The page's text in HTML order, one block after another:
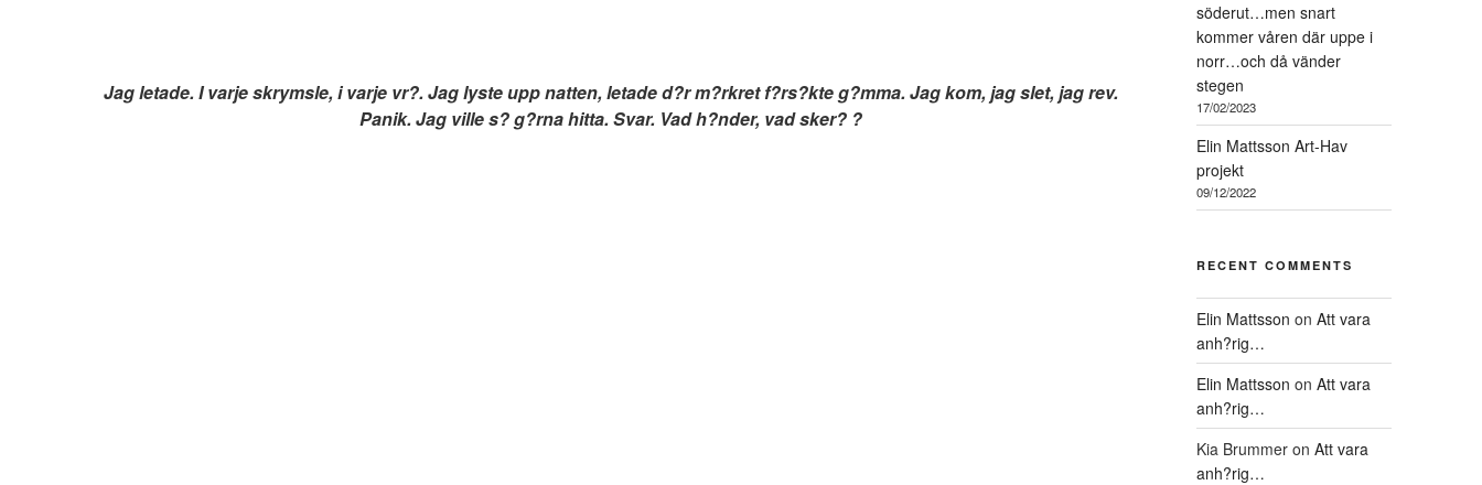
Jag letade. I varje skrymsle, i varje vr?. Jag lyste upp natten, letade d?r m?rkret f?rs?kte g?mma. Jag kom, jag slet, jag rev.
Panik. Jag ville s? g?rna hitta. Svar. Vad h?nder, vad sker? ?
söderut…men snart
kommer våren där uppe i
norr…och då vänder
stegen
17/02/2023
Elin Mattsson Art-Hav
projekt
09/12/2022
RECENT COMMENTS
Elin Mattsson onAtt vara
anh?rig…
Elin Mattsson onAtt vara
anh?rig…
Kia Brummer onAtt vara
anh?rig…